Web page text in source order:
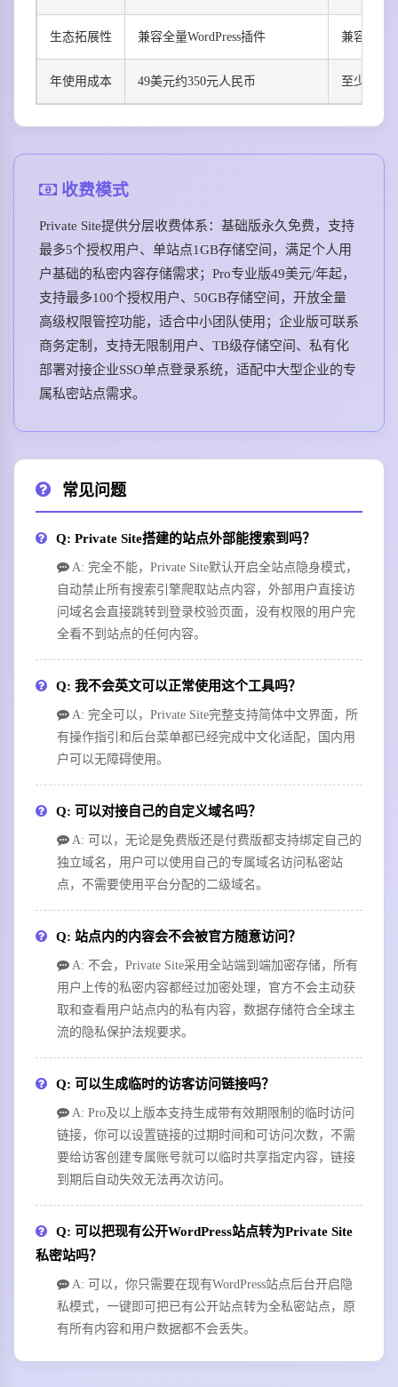
生态拓展性 兼容全量WordPress插件 兼容但需
年使用成本 49美元约350元人民币 至少1000
收费模式
Private Site提供分层收费体系：基础版永久免费，支持
最多5个授权用户、单站点1GB存储空间，满足个人用
户基础的私密内容存储需求；Pro专业版49美元/年起，
支持最多100个授权用户、50GB存储空间，开放全量
高级权限管控功能，适合中小团队使用；企业版可联系
商务定制，支持无限制用户、TB级存储空间、私有化
部署对接企业SSO单点登录系统，适配中大型企业的专
属私密站点需求。
常见问题
Q: Private Site搭建的站点外部能搜索到吗？
A: 完全不能，Private Site默认开启全站点隐身模式，
自动禁止所有搜索引擎爬取站点内容，外部用户直接访
问域名会直接跳转到登录校验页面，没有权限的用户完
全看不到站点的任何内容。
Q: 我不会英文可以正常使用这个工具吗？
A: 完全可以，Private Site完整支持简体中文界面，所
有操作指引和后台菜单都已经完成中文化适配，国内用
户可以无障碍使用。
Q: 可以对接自己的自定义域名吗？
A: 可以，无论是免费版还是付费版都支持绑定自己的
独立域名，用户可以使用自己的专属域名访问私密站
点，不需要使用平台分配的二级域名。
Q: 站点内的内容会不会被官方随意访问？
A: 不会，Private Site采用全站端到端加密存储，所有
用户上传的私密内容都经过加密处理，官方不会主动获
取和查看用户站点内的私有内容，数据存储符合全球主
流的隐私保护法规要求。
Q: 可以生成临时的访客访问链接吗？
A: Pro及以上版本支持生成带有效期限制的临时访问
链接，你可以设置链接的过期时间和可访问次数，不需
要给访客创建专属账号就可以临时共享指定内容，链接
到期后自动失效无法再次访问。
Q: 可以把现有公开WordPress站点转为Private Site
私密站吗？
A: 可以，你只需要在现有WordPress站点后台开启隐
私模式，一键即可把已有公开站点转为全私密站点，原
有所有内容和用户数据都不会丢失。